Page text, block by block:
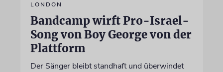
LONDON
Bandcamp wirft Pro-Israel-
Song von Boy George von der
Plattform
Der Sänger bleibt standhaft und überwindet